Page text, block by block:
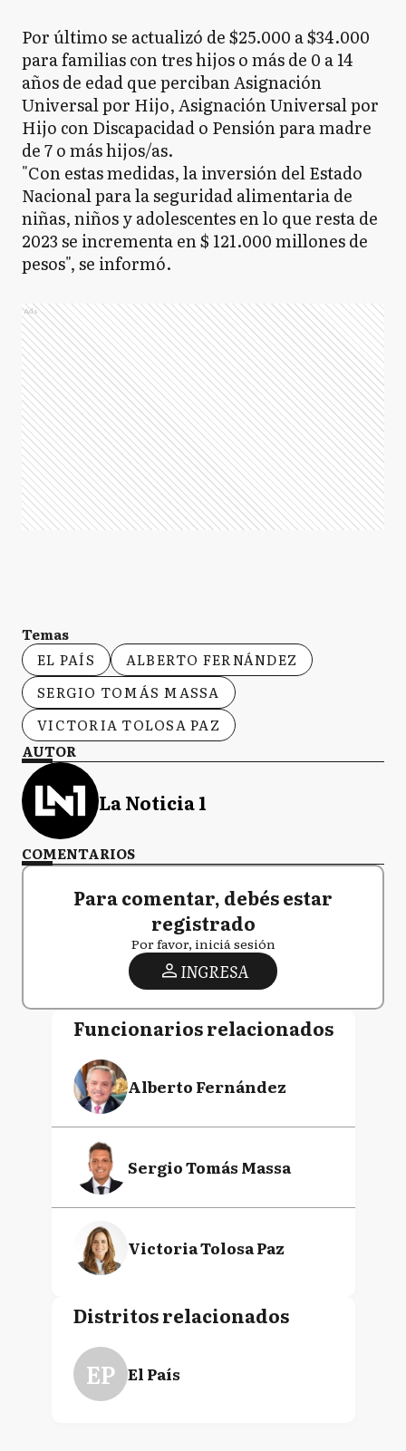
Por último se actualizó de $25.000 a $34.000
para familias con tres hijos o más de 0 a 14
años de edad que perciban Asignación
Universal por Hijo, Asignación Universal por
Hijo con Discapacidad o Pensión para madre
de 7 o más hijos/as.
"Con estas medidas, la inversión del Estado
Nacional para la seguridad alimentaria de
niñas, niños y adolescentes en lo que resta de
2023 se incrementa en $ 121.000 millones de
pesos", se informó.
Ads
Temas
EL PAÍS
ALBERTO FERNÁNDEZ
SERGIO TOMÁS MASSA
VICTORIA TOLOSA PAZ
AUTOR
La Noticia 1
COMENTARIOS
Para comentar, debés estar
registrado
Por favor, iniciá sesión
INGRESA
Funcionarios relacionados
Alberto Fernández
Sergio Tomás Massa
Victoria Tolosa Paz
Distritos relacionados
EP El País